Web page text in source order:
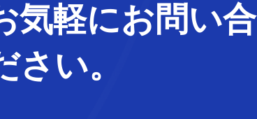
気軽にお問い合
さい。